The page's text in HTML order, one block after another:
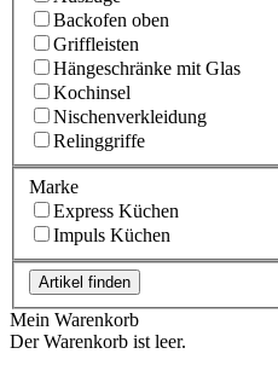
Backofen oben
Griffleisten
Hängeschränke mit Glas
Kochinsel
Nischenverkleidung
Relinggriffe
Marke
Express Küchen
Impuls Küchen
Artikel finden
Mein Warenkorb
Der Warenkorb ist leer.